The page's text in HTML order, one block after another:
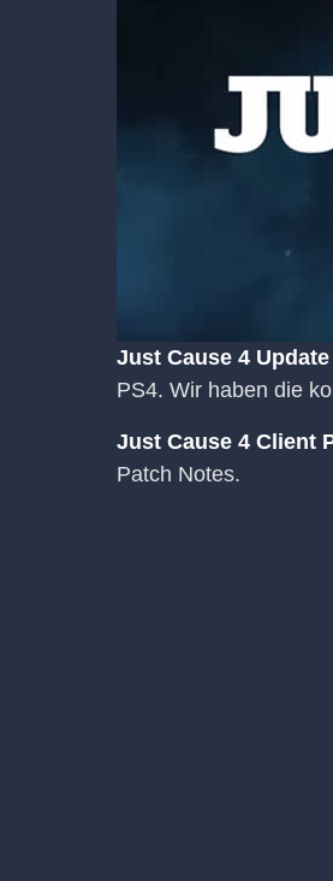
Just Cause 4
PS4. Wir haben die
Just Cause 4 Client
Patch Notes.